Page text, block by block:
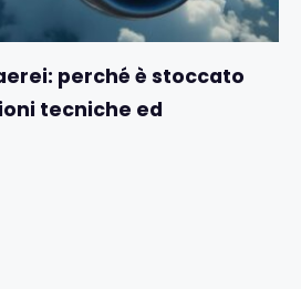
perché è stoccato
tecniche ed